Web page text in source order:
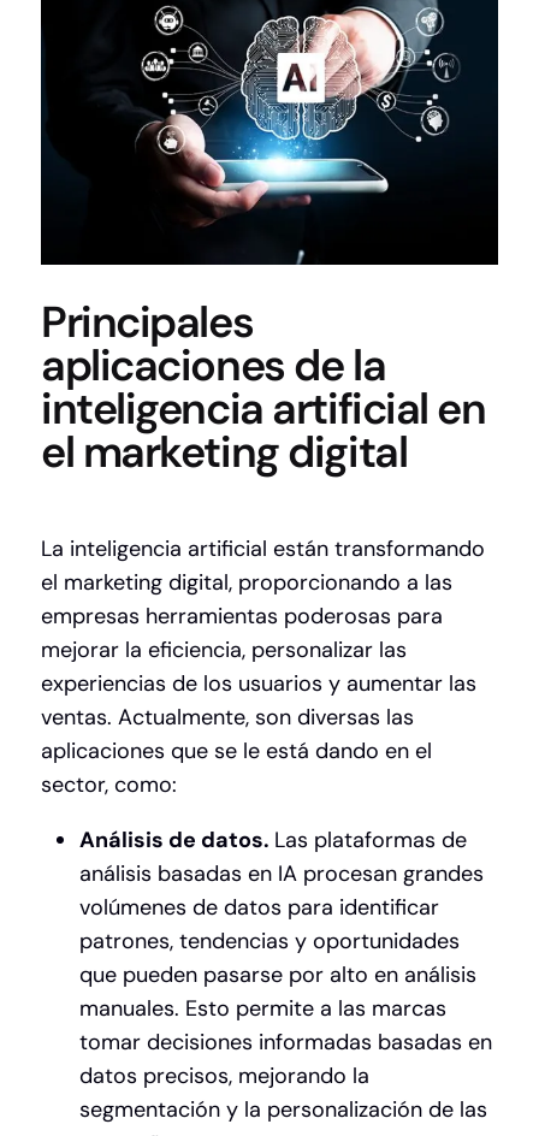
Principales
aplicaciones de la
inteligencia artificial en
el marketing digital
La inteligencia artificial están transformando
el marketing digital, proporcionando a las
empresas herramientas poderosas para
mejorar la eficiencia, personalizar las
experiencias de los usuarios y aumentar las
ventas. Actualmente, son diversas las
aplicaciones que se le está dando en el
sector, como:
Análisis de datos. Las plataformas de
análisis basadas en IA procesan grandes
volúmenes de datos para identificar
patrones, tendencias y oportunidades
que pueden pasarse por alto en análisis
manuales. Esto permite a las marcas
tomar decisiones informadas basadas en
datos precisos, mejorando la
segmentación y la personalización de las